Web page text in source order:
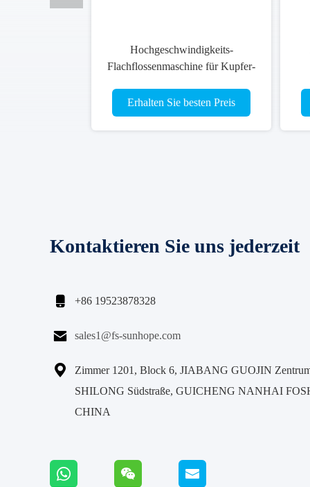
Hochgeschwindigkeits-
Flachflossenmaschine für Kupfer-
Erhalten Sie besten Preis
Kontaktieren Sie uns jederzeit
 +86 19523878328
 sales1@fs-sunhope.com

Zimmer 1201, Block 6, JIABANG GUOJIN
SHILONG Südstraße, GUICHENG NANHAI
CHINA